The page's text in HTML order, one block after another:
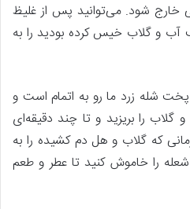
خارج شود. می‌توانید پس از غلیظ
آب و گلاب خیس کرده بودید را به
شله زرد ما رو به اتمام است و
را بریزید و تا چند دقیقه‌ای
که گلاب و هل دم کشیده را به
شعله را خاموش کنید تا عطر و طعم